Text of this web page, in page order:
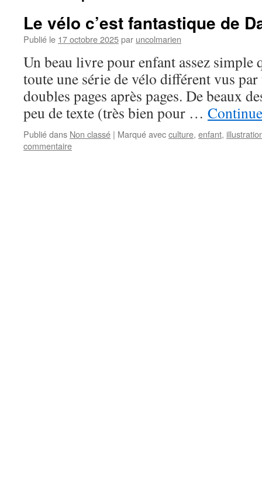
Le vélo c’est fantastique de
Publié le 17 octobre 2025par uncolmarien
Un beau livre pour enfant assez simple
toute une série de vélo différent vus
doubles pages après pages. De beaux
peu de texte (très bien pour …
Publié dans Non classé | Marqué avecculture, enfant,
commentaire